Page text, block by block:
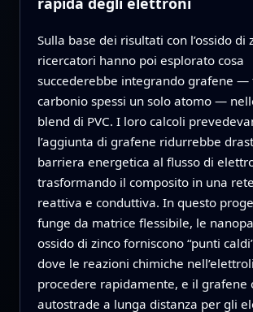
Sulla base dei risultati con l’ossido di
ricercatori hanno poi esplorato cosa
succederebbe integrando grafene —
carbonio spessi un solo atomo —
blend di PVC. I loro calcoli
l’aggiunta di grafene ridurrebbe
barriera energetica al flusso di
trasformando il composito in una
reattiva e conduttiva. In questo
funge da matrice flessibile, le
ossido di zinco forniscono “punti
dove le reazioni chimiche
procedere rapidamente, e il grafene
autostrade a lunga distanza per gli